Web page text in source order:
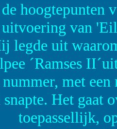
hoogtepunten
van
legde uit
´Ramses
met
snapte. Het gaat
toepassellijk,